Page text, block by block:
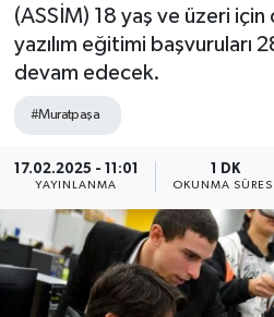
(ASSİM) 18 yaş ve üzeri
yazılım eğitimi başvuruları
devam edecek.
#Muratpaşa
17.02.2025 - 11:01
YAYINLANMA
1 DK
OKUNMA SÜRESI